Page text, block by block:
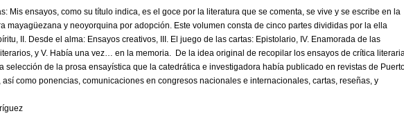
Mis ensayos, como su título indica, es el goce por la literatura que se comenta, se vive y se escribe en la
mayagüezana y neoyorquina por adopción. Este volumen consta de cinco partes divididas por la ella
II. Desde el alma: Ensayos creativos, III. El juego de las cartas: Epistolario, IV. Enamorada de las
y V. Había una vez… en la memoria. De la idea original de recopilar los ensayos de crítica
selección de la prosa ensayística que la catedrática e investigadora había publicado en revistas de
así como ponencias, comunicaciones en congresos nacionales e internacionales, cartas, reseñas, y